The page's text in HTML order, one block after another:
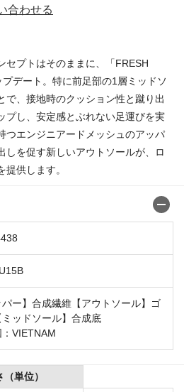
合わせる
セプトはそのままに、「FRESH
デート。特に前足部の1層ミッドソ
で、接地時のクッション性と蹴り出
プし、安定感とぶれない足運びを実
つエンジニアードメッシュのアッパ
しを促す新しいアウトソールが、ロ
供します。
パー】合成繊維【アウトソール】ゴ
ミッドソール】合成底
VIETNAM
（単位）